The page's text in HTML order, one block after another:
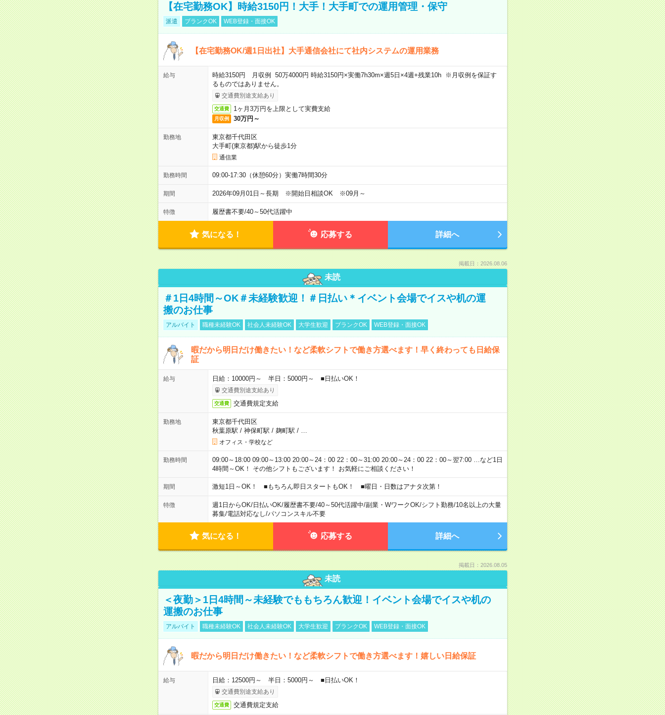
【在宅勤務OK】時給3150円！大手！大手町での運用管理・保守
派遣 ブランクOK WEB登録・面接OK
【在宅勤務OK/週1日出社】大手通信会社にて社内システムの運用業務
給与
時給3150円 月収例 50万4000円 時給3150円×実働7h30m×週5日×4週+残業10h ※月収例を保証す
るものではありません。
交通費別途支給あり
交通費 1ヶ月3万円を上限として実費支給
月収例 30万円～
勤務地
東京都千代田区
大手町(東京都)駅から徒歩1分
通信業
勤務時間 09:00-17:30（休憩60分）実働7時間30分
期間 2026年09月01日～長期 ※開始日相談OK ※09月～
特徴 履歴書不要/40～50代活躍中
気になる！ 応募する 詳細へ
掲載日：2026.08.06
未読
＃1日4時間～OK＃未経験歓迎！＃日払い＊イベント会場でイスや机の運
搬のお仕事
アルバイト 職種未経験OK 社会人未経験OK 大学生歓迎 ブランクOK WEB登録・面接OK
暇だから明日だけ働きたい！など柔軟シフトで働き方選べます！早く終わっても日給保
証
給与 日給：10000円～ 半日：5000円～ ■日払いOK！
交通費別途支給あり
交通費 交通費規定支給
勤務地
東京都千代田区
秋葉原駅 / 神保町駅 / 麹町駅 /
オフィス・学校など
勤務時間
09:00～18:00 09:00～13:00 20:00～24：00 22：00～31:00 20:00～24：00 22：00～翌7:00 …など1日
4時間～OK！ その他シフトもございます！ お気軽にご相談ください！
期間 激短1日～OK！ ■もちろん即日スタートもOK！ ■曜日・日数はアナタ次第！
特徴 週1日からOK/日払いOK/履歴書不要/40～50代活躍中/副業・WワークOK/シフト勤務/10名以上の大量
募集/電話対応なし/パソコンスキル不要
気になる！ 応募する 詳細へ
掲載日：2026.08.05
未読
＜夜勤＞1日4時間～未経験でももちろん歓迎！イベント会場でイスや机の
運搬のお仕事
アルバイト 職種未経験OK 社会人未経験OK 大学生歓迎 ブランクOK WEB登録・面接OK
暇だから明日だけ働きたい！など柔軟シフトで働き方選べます！嬉しい日給保証
給与 日給：12500円～ 半日：5000円～ ■日払いOK！
交通費別途支給あり
交通費 交通費規定支給